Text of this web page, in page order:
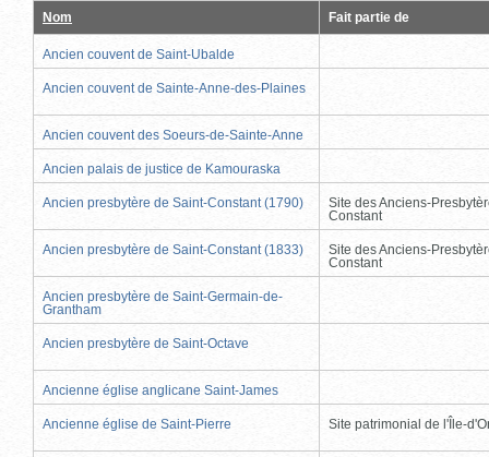
Nom Fait partie de
Ancien couvent de Saint-Ubalde
Ancien couvent de Sainte-Anne-des-Plaines
Ancien couvent des Soeurs-de-Sainte-Anne
Ancien palais de justice de Kamouraska
Ancien presbytère de Saint-Constant (1790)
Site des Anciens-
Constant
Ancien presbytère de Saint-Constant (1833)
Site des Anciens-
Constant
Ancien presbytère de Saint-Germain-de-
Grantham
Ancien presbytère de Saint-Octave
Ancienne église anglicane Saint-James
Ancienne église de Saint-Pierre Site patrimonial de l'Île-